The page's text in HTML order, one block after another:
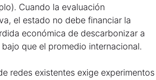
Cuando la evaluación
el estado no debe financiar la
económica de descarbonizar a
que el promedio internacional.
redes existentes exige experimentos